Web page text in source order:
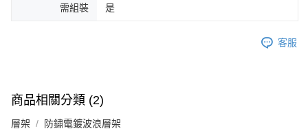
需組裝 是
客服
商品相關分類 (2)
層架 防鏽電鍍波浪層架